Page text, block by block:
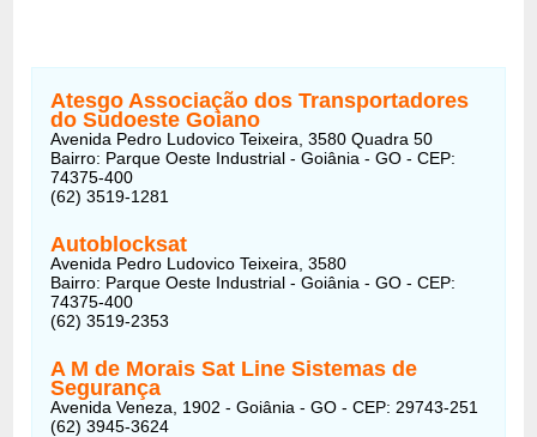
Atesgo Associação dos Transportadores
do Sudoeste Goiano
Avenida Pedro Ludovico Teixeira, 3580 Quadra 50
Bairro: Parque Oeste Industrial - Goiânia - GO - CEP:
74375-400
(62) 3519-1281
Autoblocksat
Avenida Pedro Ludovico Teixeira, 3580
Bairro: Parque Oeste Industrial - Goiânia - GO - CEP:
74375-400
(62) 3519-2353
A M de Morais Sat Line Sistemas de
Segurança
Avenida Veneza, 1902 - Goiânia - GO - CEP: 29743-251
(62) 3945-3624